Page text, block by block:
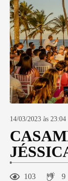
14/03/2023 às 23:04
103 9